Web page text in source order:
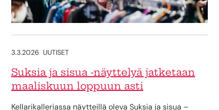
3.3.2026 UUTISET
Suksia ja sisua -näyttelyä jatketaan
maaliskuun loppuun asti
Kellarikalleriassa näytteillä oleva Suksia ja sisua –